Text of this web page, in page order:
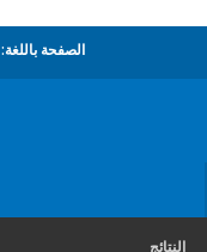
الصفحة باللغة:
النتائج